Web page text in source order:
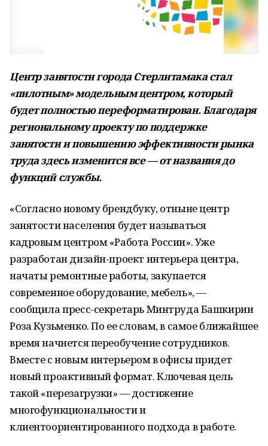
Центр занятости города Стерлитамака стал
«пилотным» модельным центром, который
будет полностью переформатирован.Благодаря
региональному проекту по поддержке
занятости и повышению эффективности рынка
труда здесь изменится все — от названия до
функций службы.
«Согласно новому брендбуку, отныне центр
занятости населения будет называться
кадровым центром «Работа России». Уже
разработан дизайн-проект интерьера центра,
начаты ремонтные работы, закупается
современное оборудование, мебель», —
сообщила пресс-секретарь Минтруда Башкирии
Роза Кузьменко. По ее словам, в самое ближайшее
время начнется переобучение сотрудников.
Вместе с новым интерьером в офисы придет
новый проактивный формат. Ключевая цель
такой «перезагрузки» — достижение
многофункциональности и
клиентоориентированного подхода в работе.